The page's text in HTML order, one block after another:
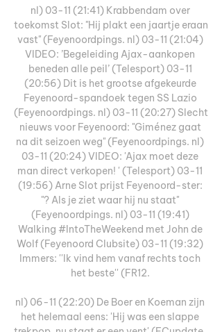
nl) 03-11 (21:41) Krabbendam over
toekomst Slot: "Hij plakt een jaartje eraan
vast" (Feyenoordpings. nl) 03-11 (21:04)
VIDEO: ’Begeleiding Ajax-aankopen
beneden alle peil’ (Telesport) 03-11
(20:56) Dit is het grootse afgekeurde
Feyenoord-spandoek tegen SS Lazio
(Feyenoordpings. nl) 03-11 (20:27) Slecht
nieuws voor Feyenoord: "Giménez gaat
na dit seizoen weg" (Feyenoordpings. nl)
03-11 (20:24) VIDEO: 'Ajax moet deze
man direct verkopen! ' (Telesport) 03-11
(19:56) Arne Slot prijst Feyenoord-ster:
"? Als je ziet waar hij nu staat"
(Feyenoordpings. nl) 03-11 (19:41)
Walking #IntoTheWeekend met John de
Wolf (Feyenoord Clubsite) 03-11 (19:32)
Immers: ''Ik vind hem vanaf rechts toch
het beste'' (FR12.
nl) 06-11 (22:20) De Boer en Koeman zijn
het helemaal eens: 'Hij was een slappe